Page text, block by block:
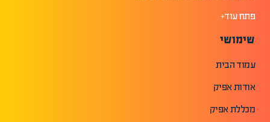
פתח עוד+
שימושי
עמוד הבית
אודות אפיק
מכללת אפיק